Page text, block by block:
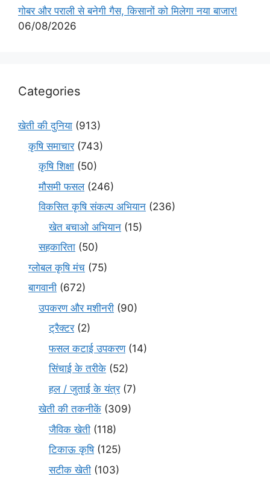
गोबर और पराली से बनेगी गैस, किसानों को मिलेगा नया बाजार!
06/08/2026
Categories
खेती की दुनिया (913)
कृषि समाचार(743)
कृषि शिक्षा (50)
मौसमी फसल(246)
विकसित कृषि संकल्प अभियान (236)
खेत बचाओ अभियान (15)
सहकारिता (50)
ग्लोबल कृषि मंच (75)
बागवानी (672)
उपकरण और मशीनरी (90)
ट्रैक्टर(2)
फसल कटाई उपकरण(14)
सिंचाई के तरीके (52)
हल / जुताई के यंत्र(7)
खेती की तकनीकें (309)
जैविक खेती (118)
टिकाऊ कृषि(125)
सटीक खेती (103)